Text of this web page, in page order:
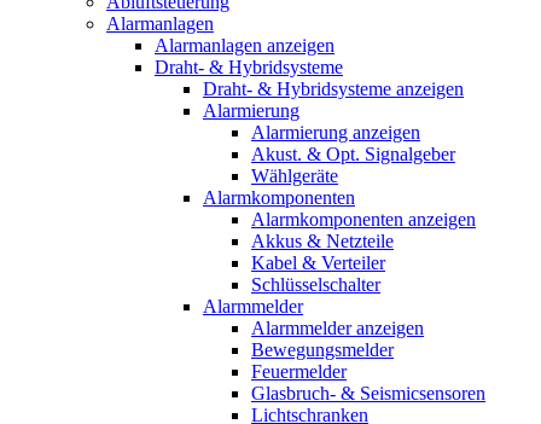
Alarmanlagen
Alarmanlagen anzeigen
Draht- & Hybridsysteme
Draht- & Hybridsysteme anzeigen
Alarmierung
Alarmierung anzeigen
Akust. & Opt. Signalgeber
Wählgeräte
Alarmkomponenten
Alarmkomponenten anzeigen
Akkus & Netzteile
Kabel & Verteiler
Schlüsselschalter
Alarmmelder
Alarmmelder anzeigen
Bewegungsmelder
Feuermelder
Glasbruch- & Seismicsensoren
Lichtschranken